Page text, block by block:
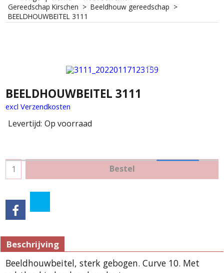
Gereedschap Kirschen > Beeldhouw gereedschap >
BEELDHOUWBEITEL 3111
BEELDHOUWBEITEL 3111
excl Verzendkosten
Levertijd: Op voorraad
Bestel
Beschrijving
Beeldhouwbeitel, sterk gebogen. Curve 10. Met